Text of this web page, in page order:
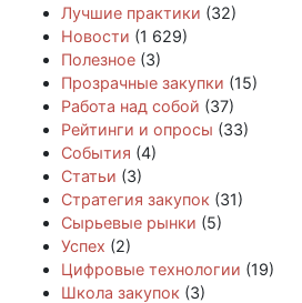
Лучшие практики (32)
Новости (1 629)
Полезное (3)
Прозрачные закупки (15)
Работа над собой (37)
Рейтинги и опросы (33)
События (4)
Статьи (3)
Стратегия закупок (31)
Сырьевые рынки (5)
Успех (2)
Цифровые технологии (19)
Школа закупок (3)